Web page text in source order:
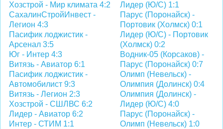
Хозстрой - Мир климата 4:2
СахалинСтройИнвест -
Легион 4:3
Пасифик лоджистик -
Арсенал 3:5
Юг - Интер 4:3
Витязь - Авиатор 6:1
Пасифик лоджистик -
Автомобилист 9:3
Витязь - Легион 2:3
Хозстрой - СШЛВС 6:2
Лидер - Авиатор 6:2
Интер - СТИМ 1:1
Лидер (Ю/С) 1:1
Парус (Поронайск) -
Портовик (Холмск) 0:1
Лидер (Ю/С) - Портовик
(Холмск) 0:2
Водник-05 (Корсаков) -
Парус (Поронайск) 0:7
Олимп (Невельск) -
Олимпия (Долинск) 0:4
Олимпия (Долинск) -
Лидер (Ю/С) 4:0
Парус (Поронайск) -
Олимп (Невельск) 1:0